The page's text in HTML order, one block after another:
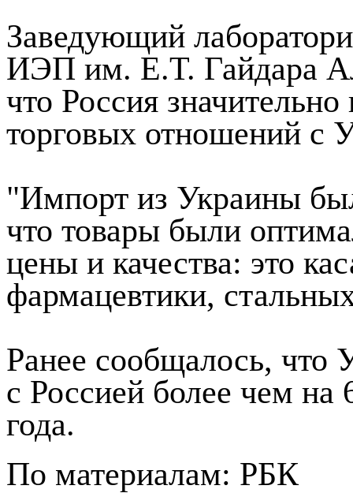
Заведующий
ИЭП им. Е.Т. Гайдара
что Россия
торговых отношений с
"Импорт из Украины
что товары были
цены и качества: это
фармацевтики,
Ранее сообщалось, что
с Россией более чем на
года.
По материалам: РБК